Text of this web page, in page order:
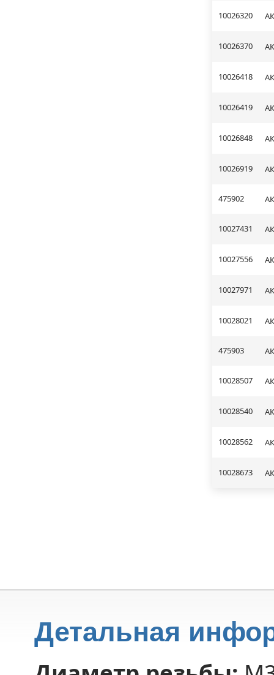
10026320
10026370
10026418
10026419
10026848
10026919
475902
10027431
10027556
10027971
10028021
475903
10028507
10028540
10028562
10028673
Детальная